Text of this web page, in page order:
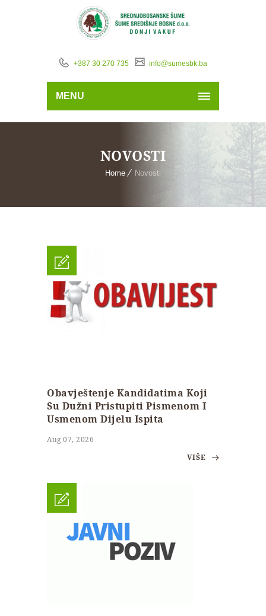
+387 30 270 735 info@sumesbk.ba
MENU
NOVOSTI
Home Novosti
Obavještenje Kandidatima Koji
Su Dužni Pristupiti Pismenom I
Usmenom Dijelu Ispita
Aug 07, 2026
VIŠE